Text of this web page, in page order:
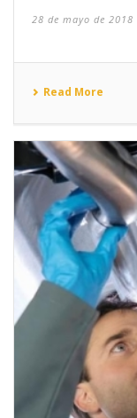
28 de mayo de 2018
Read More